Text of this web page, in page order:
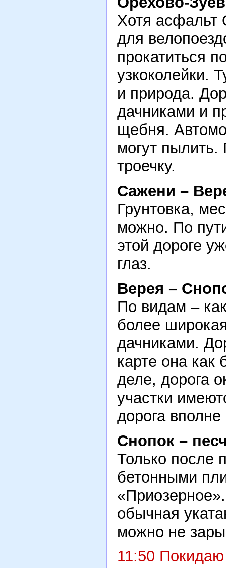
Хотя асфальт
для
прокатиться
узкоколейки.
и природа.
дачниками и
щебня.
могут пылить.
троечку.
Сажени –
Грунтовка,
можно. По
этой дороге
глаз.
Верея –
По видам –
более
дачниками.
карте она как
деле, дорога
участки
дорога
Снопок –
Только после
бетонными
обычная
можно не
11:50